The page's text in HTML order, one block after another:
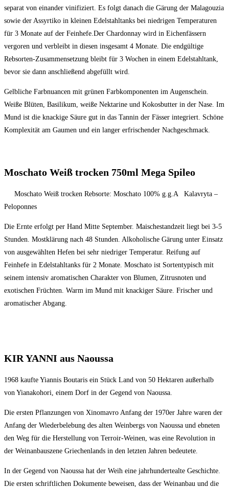
separat von einander vinifiziert. Es folgt danach die Gärung der Malagouzia
sowie der Assyrtiko in kleinen Edelstahltanks bei niedrigen Temperaturen
für 3 Monate auf der Feinhefe.Der Chardonnay wird in Eichenfässern
vergoren und verbleibt in diesen insgesamt 4 Monate. Die endgültige
Rebsorten-Zusammensetzung bleibt für 3 Wochen in einem Edelstahltank,
bevor sie dann anschließend abgefüllt wird.
Gelbliche Farbnuancen mit grünen Farbkomponenten im Augenschein.
Weiße Blüten, Basilikum, weiße Nektarine und Kokosbutter in der Nase. Im
Mund ist die knackige Säure gut in das Tannin der Fässer integriert. Schöne
Komplexität am Gaumen und ein langer erfrischender Nachgeschmack.
Moschato Weiß trocken 750ml Mega Spileo
Moschato Weiß trocken Rebsorte: Moschato 100% g.g.A Kalavryta –
Peloponnes
Die Ernte erfolgt per Hand Mitte September. Maischestandzeit liegt bei 3-5
Stunden. Mostklärung nach 48 Stunden. Alkoholische Gärung unter Einsatz
von ausgewählten Hefen bei sehr niedriger Temperatur. Reifung auf
Feinhefe in Edelstahltanks für 2 Monate. Moschato ist Sortentypisch mit
seinem intensiv aromatischen Charakter von Blumen, Zitrusnoten und
exotischen Früchten. Warm im Mund mit knackiger Säure. Frischer und
aromatischer Abgang.
KIR YANNI aus Naoussa
1968 kaufte Yiannis Boutaris ein Stück Land von 50 Hektaren außerhalb
von Yianakohori, einem Dorf in der Gegend von Naoussa.
Die ersten Pflanzungen von Xinomavro Anfang der 1970er Jahre waren der
Anfang der Wiederbelebung des alten Weinbergs von Naoussa und ebneten
den Weg für die Herstellung von Terroir-Weinen, was eine Revolution in
der Weinanbauszene Griechenlands in den letzten Jahren bedeutete.
In der Gegend von Naoussa hat der Weih eine jahrhundertealte Geschichte.
Die ersten schriftlichen Dokumente beweisen, dass der Weinanbau und die